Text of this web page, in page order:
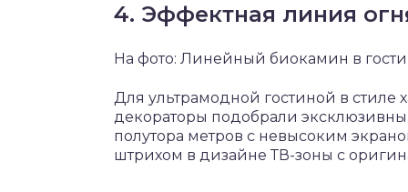
4. Эффектная линия
На фото: Линейный биокамин в
Для ультрамодной гостиной в стиле
декораторы подобрали
полутора метров с невысоким
штрихом в дизайне ТВ-зоны с